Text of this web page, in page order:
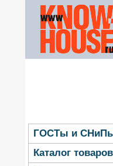
ГОСТы и
Каталог